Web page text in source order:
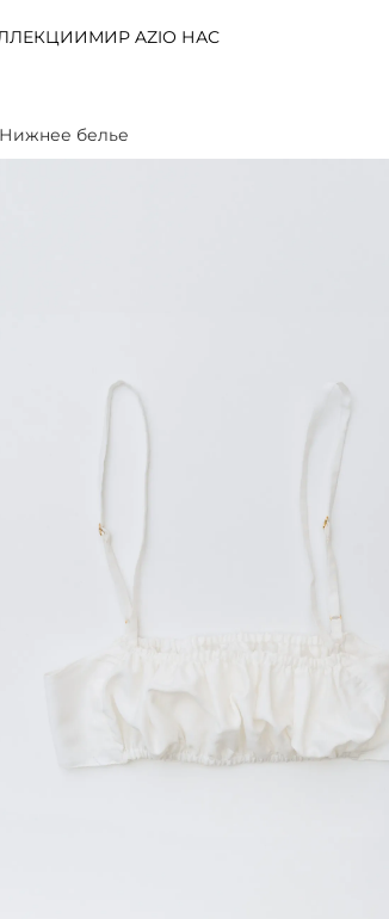
МИР AZIО НАС
Нижнее белье